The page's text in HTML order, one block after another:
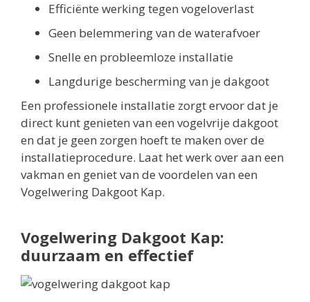
Efficiënte werking tegen vogeloverlast
Geen belemmering van de waterafvoer
Snelle en probleemloze installatie
Langdurige bescherming van je dakgoot
Een professionele installatie zorgt ervoor dat je
direct kunt genieten van een vogelvrije dakgoot
en dat je geen zorgen hoeft te maken over de
installatieprocedure. Laat het werk over aan een
vakman en geniet van de voordelen van een
Vogelwering Dakgoot Kap.
Vogelwering Dakgoot Kap:
duurzaam en effectief